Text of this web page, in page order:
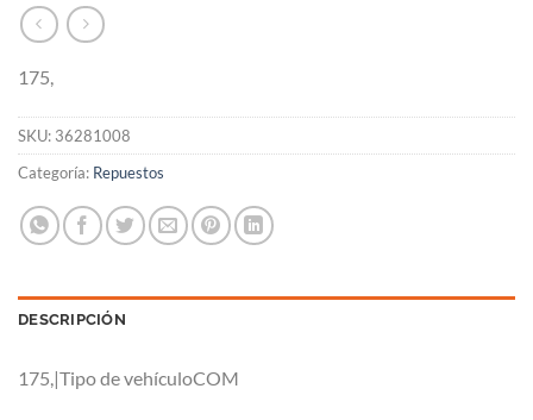
175,
SKU: 36281008
Categoría: Repuestos
DESCRIPCIÓN
175,|Tipo de vehículoCOM